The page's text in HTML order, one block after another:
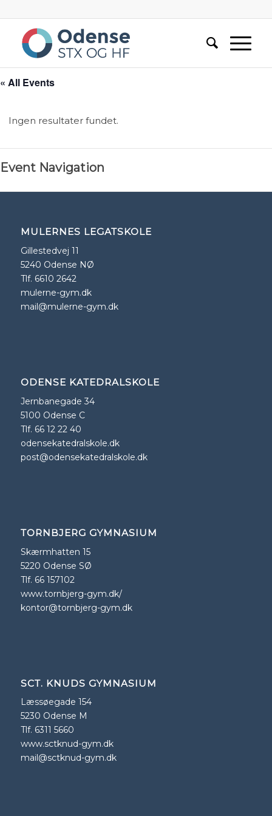
« All Events
Ingen resultater fundet.
Event Navigation
MULERNES LEGATSKOLE
Gillestedvej 11
5240 Odense NØ
Tlf. 6610 2642
mulerne-gym.dk
mail@mulerne-gym.dk
ODENSE KATEDRALSKOLE
Jernbanegade 34
5100 Odense C
Tlf. 66 12 22 40
odensekatedralskole.dk
post@odensekatedralskole.dk
TORNBJERG GYMNASIUM
Skærmhatten 15
5220 Odense SØ
Tlf. 66 157102
www.tornbjerg-gym.dk/
kontor@tornbjerg-gym.dk
SCT. KNUDS GYMNASIUM
Læssøegade 154
5230 Odense M
Tlf. 6311 5660
www.sctknud-gym.dk
mail@sctknud-gym.dk